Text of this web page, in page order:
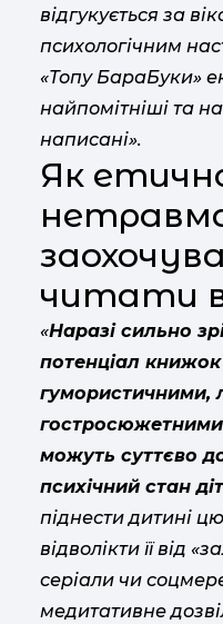
відгукується за
психологічним
«Топу БараБуки»
найпомітніші та
написані».
Як
читати в
«Наразі сильно
потенціал
гумористичними,
можуть суттєво
психічний стан
піднести дитині
відволікти її від
серіали чи
медитативне